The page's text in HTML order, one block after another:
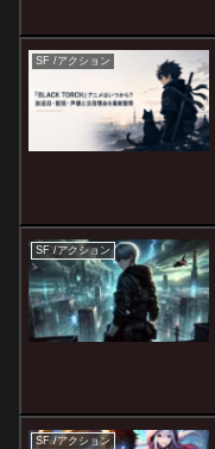
SF /アクション
SF /アクション
SF /アクション